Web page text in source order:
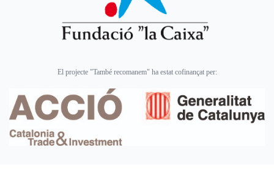
El projecte "També recomanem" ha estat cofinançat per: